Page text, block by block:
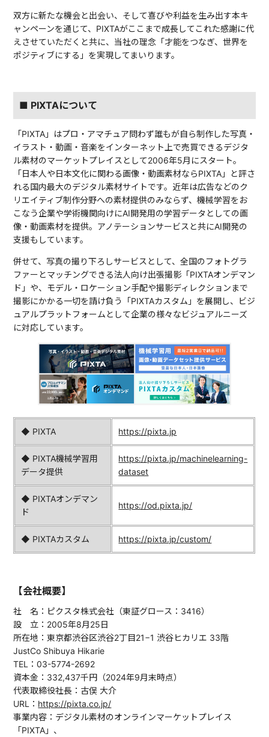
双方に新たな機会と出会い、そして喜びや利益を生み出す本キ
ャンペーンを通じて、PIXTAがここまで成長してこれた感謝に代
えさせていただくと共に、当社の理念「才能をつなぎ、世界を
ポジティブにする」を実現してまいります。
■ PIXTAについて
「PIXTA」はプロ・アマチュア問わず誰もが自ら制作した写真・
イラスト・動画・音楽をインターネット上で売買できるデジタ
ル素材のマーケットプレイスとして2006年5月にスタート。
「日本人や日本文化に関わる画像・動画素材ならPIXTA」と評さ
れる国内最大のデジタル素材サイトです。近年は広告などのク
リエイティブ制作分野への素材提供のみならず、機械学習をお
こなう企業や学術機関向けにAI開発用の学習データとしての画
像・動画素材を提供。アノテーションサービスと共にAI開発の
支援もしています。
併せて、写真の撮り下ろしサービスとして、全国のフォトグラ
ファーとマッチングできる法人向け出張撮影「PIXTAオンデマン
ド」や、モデル・ロケーション手配や撮影ディレクションまで
撮影にかかる一切を請け負う「PIXTAカスタム」を展開し、ビジ
ュアルプラットフォームとして企業の様々なビジュアルニーズ
に対応しています。
◆ PIXTA https://pixta.jp
◆ PIXTA機械学習用
データ提供
https://pixta.jp/machinelearning-
dataset
◆ PIXTAオンデマン
ド
https://od.pixta.jp/
◆ PIXTAカスタム https://pixta.jp/custom/
【会社概要】
社 名：ピクスタ株式会社（東証グロース：3416）
設 立：2005年8月25日
所在地：東京都渋谷区渋谷2丁目21−1 渋谷ヒカリエ 33階
JustCo Shibuya Hikarie
TEL：03-5774-2692
資本金：332,437千円（2024年9月末時点）
代表取締役社長：古俣 大介
URL： https://pixta.co.jp/
事業内容：デジタル素材のオンラインマーケットプレイス
「PIXTA」、